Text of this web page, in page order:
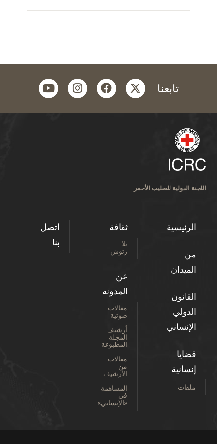
تابعنا twitter
facebook
instagram
youtube
اللجنة الدولية للصليب الأحمر
الرئيسية
من
الميدان
القانون
الدولي
الإنساني
قضايا
إنسانية
ملفات
ثقافة
بلا
رتوش
عن
المدونة
مقالات
صوتية
أرشيف
المجلة
المطبوعة
مقالات
من
الأرشيف
المساهمة
في
«الإنساني»
اتصل
بنا